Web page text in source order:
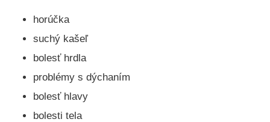
horúčka
suchý kašeľ
bolesť hrdla
problémy s dýchaním
bolesť hlavy
bolesti tela